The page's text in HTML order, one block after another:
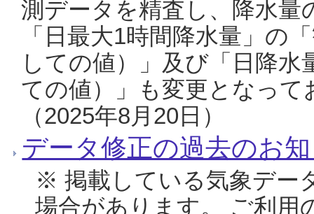
測データを精査し、降水
「日最大1時間降水量」の
しての値）」及び「日降
ての値）」も変更となっ
（2025年8月20日）
データ修正の過去のお
※ 掲載している気象デー
場合があります。 ご利用